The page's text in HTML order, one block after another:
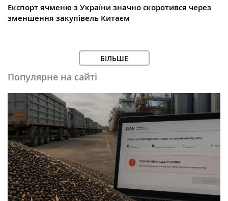
Експорт ячменю з України значно скоротився через
зменшення закупівель Китаєм
БІЛЬШЕ
Популярне на сайті